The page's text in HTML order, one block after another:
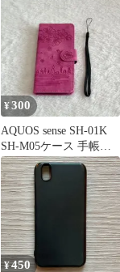
¥300
AQUOS sense SH-01K
SH-M05ケース 手帳型
さくら柄
¥450